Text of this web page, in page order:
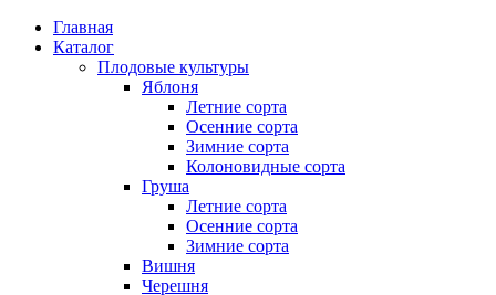
Главная
Каталог
Плодовые культуры
Яблоня
Летние сорта
Осенние сорта
Зимние сорта
Колоновидные сорта
Груша
Летние сорта
Осенние сорта
Зимние сорта
Вишня
Черешня